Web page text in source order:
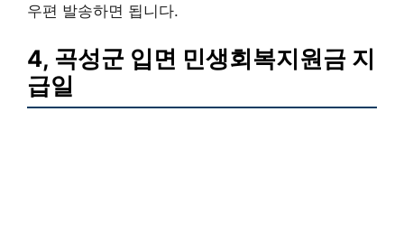
우편 발송하면 됩니다.
4, 곡성군 입면 민생회복지원금 지
급일